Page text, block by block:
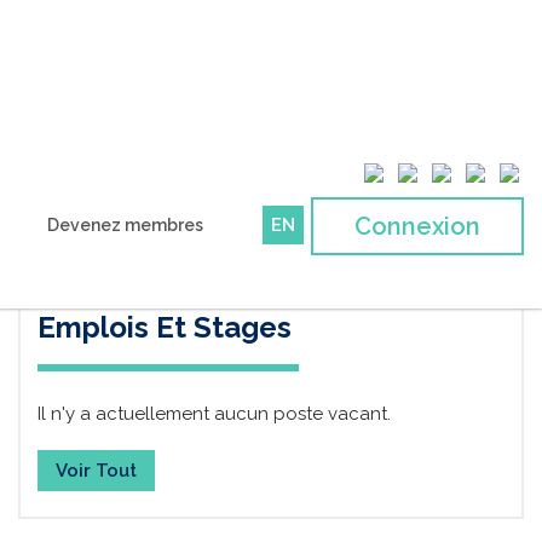
Devenez membres EN Connexion
Emplois Et Stages
Il n'y a actuellement aucun poste vacant.
Voir Tout